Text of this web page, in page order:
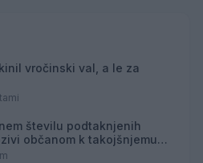
vročinski val, a le za
številu podtaknjenih
občanom k takojšnjemu
policije